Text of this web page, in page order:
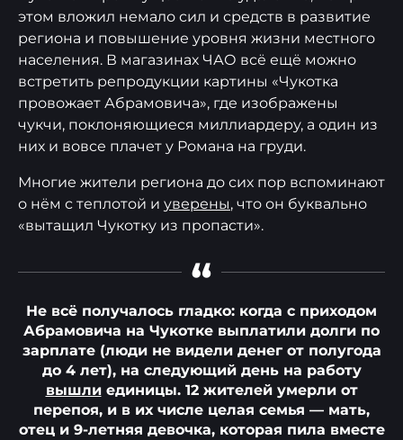
этом вложил немало сил и средств в развитие
региона и повышение уровня жизни местного
населения. В магазинах ЧАО всё ещё можно
встретить репродукции картины «Чукотка
провожает Абрамовича», где изображены
чукчи, поклоняющиеся миллиардеру, а один из
них и вовсе плачет у Романа на груди.
Многие жители региона до сих пор вспоминают
о нём с теплотой и уверены, что он буквально
«вытащил Чукотку из пропасти».
“
Не всё получалось гладко: когда с приходом
Абрамовича на Чукотке выплатили долги по
зарплате (люди не видели денег от полугода
до 4 лет), на следующий день на работу
вышлиединицы. 12 жителей умерли от
перепоя, и в их числе целая семья — мать,
отец и 9-летняя девочка, которая пила вместе